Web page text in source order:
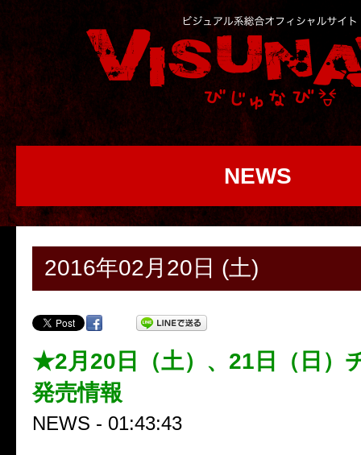
NEWS
2016年02月20日 (土)
★2月20日（土）、21日（日）
発売情報
NEWS - 01:43:43